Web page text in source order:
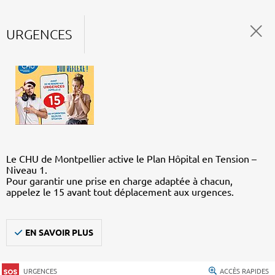
URGENCES
Le CHU de Montpellier active le Plan Hôpital en Tension –
Niveau 1.
Pour garantir une prise en charge adaptée à chacun,
appelez le 15 avant tout déplacement aux urgences.
EN SAVOIR PLUS
URGENCES ACCÈS RAPIDES